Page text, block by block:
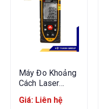
Máy Đo Khoảng
Cách Laser
M100 100m Tia
Giá: Liên hệ